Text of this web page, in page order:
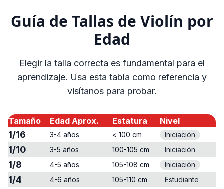
Guía de Tallas de Violín por
Edad
Elegir la talla correcta es fundamental para el
aprendizaje. Usa esta tabla como referencia y
visítanos para probar.
Tamaño Edad Aprox. Estatura Nivel
1/16 3-4 años < 100 cm Iniciación
1/10 3-5 años 100-105 cm Iniciación
1/8 4-5 años 105-108 cm Iniciación
1/4 4-6 años 105-110 cm Estudiante